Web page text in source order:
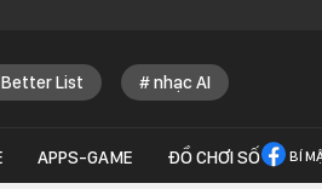
Better List nhạc AI
APPS-GAME ĐỒ CHƠI SỐ BÍ